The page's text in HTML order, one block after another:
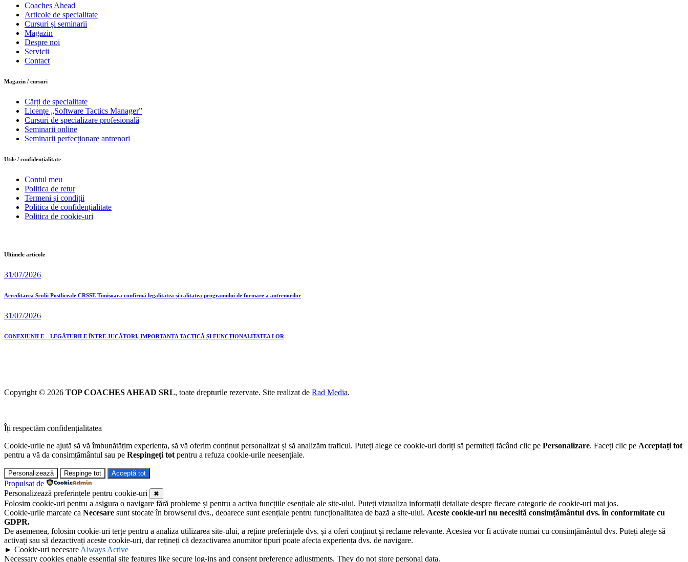
Coaches Ahead
Articole de specialitate
Cursuri și seminarii
Magazin
Despre noi
Servicii
Contact
Magazin / cursuri
Cărți de specialitate
Licențe „Software Tactics Manager”
Cursuri de specializare profesională
Seminarii online
Seminarii perfecționare antrenori
Utile / confidențialitate
Contul meu
Politica de retur
Termeni și condiții
Politica de confidențialitate
Politica de cookie-uri
Ultimele articole
31/07/2026
Acreditarea Școlii Postliceale CRSSE Timișoara confirmă legalitatea și calitatea programului de formare a antrenorilor
31/07/2026
CONEXIUNILE – LEGĂTURILE ÎNTRE JUCĂTORI, IMPORTANȚA TACTICĂ ȘI FUNCȚIONALITATEA LOR
Copyright © 2026 TOP COACHES AHEAD SRL, toate drepturile rezervate. Site realizat de Rad Media.
Îți respectăm confidențialitatea
Cookie-urile ne ajută să vă îmbunătățim experiența, să vă oferim conținut personalizat și să analizăm traficul. Puteți alege ce cookie-uri doriți să permiteți făcând clic pe Personalizare. Faceți clic pe Acceptați tot
pentru a vă da consimțământul sau pe Respingeți tot pentru a refuza cookie-urile neesențiale.
Personalizează Respinge tot Acceptă tot
Propulsat de
Personalizează preferințele pentru cookie-uri
✖
Folosim cookie-uri pentru a asigura o navigare fără probleme și pentru a activa funcțiile esențiale ale site-ului. Puteți vizualiza informații detaliate despre fiecare categorie de cookie-uri mai jos.
Cookie-urile marcate ca Necesare sunt stocate în browserul dvs., deoarece sunt esențiale pentru funcționalitatea de bază a site-ului. Aceste cookie-uri nu necesită consimțământul dvs. în conformitate cu
GDPR.
De asemenea, folosim cookie-uri terțe pentru a analiza utilizarea site-ului, a reține preferințele dvs. și a oferi conținut și reclame relevante. Acestea vor fi activate numai cu consimțământul dvs. Puteți alege să
activați sau să dezactivați aceste cookie-uri, dar rețineți că dezactivarea anumitor tipuri poate afecta experiența dvs. de navigare.
► Cookie-uri necesare Always Active
Necessary cookies enable essential site features like secure log-ins and consent preference adjustments. They do not store personal data.